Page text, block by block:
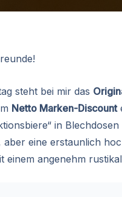
steht bei mir das
Netto Marken-Discount
in
aber eine erstaunlich
einem angenehm